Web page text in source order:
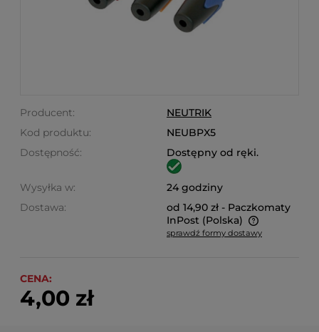
Producent:
NEUTRIK
Kod produktu:
NEUBPX5
Dostępność:
Dostępny od ręki.
Wysyłka w:
24 godziny
Dostawa:
od 14,90 zł - Paczkomaty
InPost (Polska)
Cena nie zawiera ewentualnych kosztów płatności
sprawdź formy dostawy
CENA:
4,00 zł